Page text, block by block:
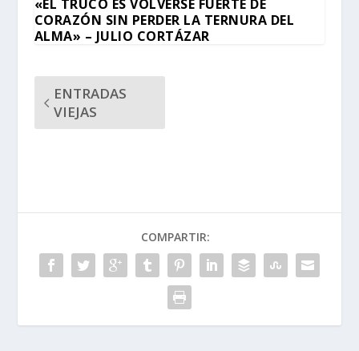
«EL TRUCO ES VOLVERSE FUERTE DE
CORAZÓN SIN PERDER LA TERNURA DEL
ALMA» – JULIO CORTÁZAR
ENTRADAS
VIEJAS
COMPARTIR: